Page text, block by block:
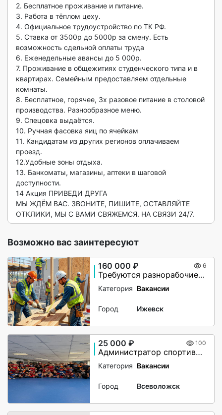
2. Бесплатное проживание и питание.
3. Работа в тёплом цеху.
4. Официальное трудоустройство по ТК РФ.
5. Ставка от 3500р до 5000р за смену. Есть
возможность сдельной оплаты труда
6. Еженедельные авансы до 5 000р.
7. Проживание в общежитиях студенческого типа и в
квартирах. Семейным предоставляем отдельные
комнаты.
8. Бесплатное, горячее, 3х разовое питание в столовой
производства. Разнообразное меню.
9. Спецовка выдаётся.
10. Ручная фасовка яиц по ячейкам
11. Кандидатам из других регионов оплачиваем
проезд.
12.Удобные зоны отдыха.
13. Банкоматы, магазины, аптеки в шаговой
доступности.
14 Акция ПРИВЕДИ ДРУГА
МЫ ЖДЁМ ВАС. ЗВОНИТЕ, ПИШИТЕ, ОСТАВЛЯЙТЕ
ОТКЛИКИ, МЫ С ВАМИ СВЯЖЕМСЯ. НА СВЯЗИ 24/7.
Возможно вас заинтересуют
160 000 ₽ 6
Требуются разнорабочие, монтажники. Вахта в Великий Новгород
Категория Вакансии
Город Ижевск
25 000 ₽ 100
Администратор спортивного клуба
Категория Вакансии
Город Всеволожск